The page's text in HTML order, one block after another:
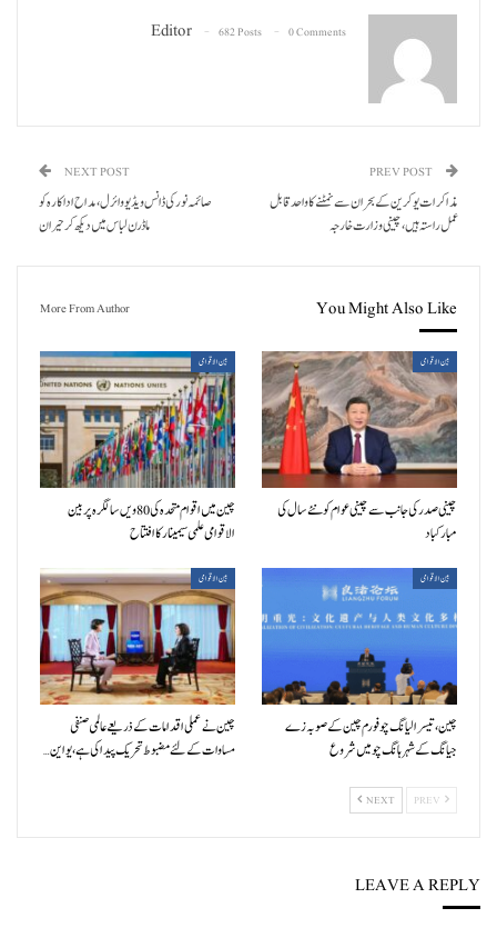
Editor 682 Posts 0 Comments
مذاکرات یوکرین کے بحران سے نمٹنے کا واحد قابل
عمل راستہ ہیں، چینی وزارت خارجہ
NEXT POST
صائمہ نور کی ڈانس ویڈیو وائرل، مداح اداکارہ کو
ماڈرن لباس میں دیکھ کر حیران
You Might Also Like
More From Author
بین الاقوامی
چینی صدر کی جانب سے چینی عوام کو نئے سال کی
مبارکباد
بین الاقوامی
چین میں اقوام متحدہ کی 80ویں سالگرہ پر بین
الاقوامی علمی سیمینار کا افتتاح
بین الاقوامی
چین، تیسرا لیانگ چو فورم چین کے صوبہ زے
جیانگ کے شہر ہانگ چو میں شروع
بین الاقوامی
چین نے عملی اقدامات کے ذریعے عالمی صنفی
مساوات کے لئے مضبوط تحریک پیدا کی ہے، یو این…
NEXT
LEAVE A REPLY